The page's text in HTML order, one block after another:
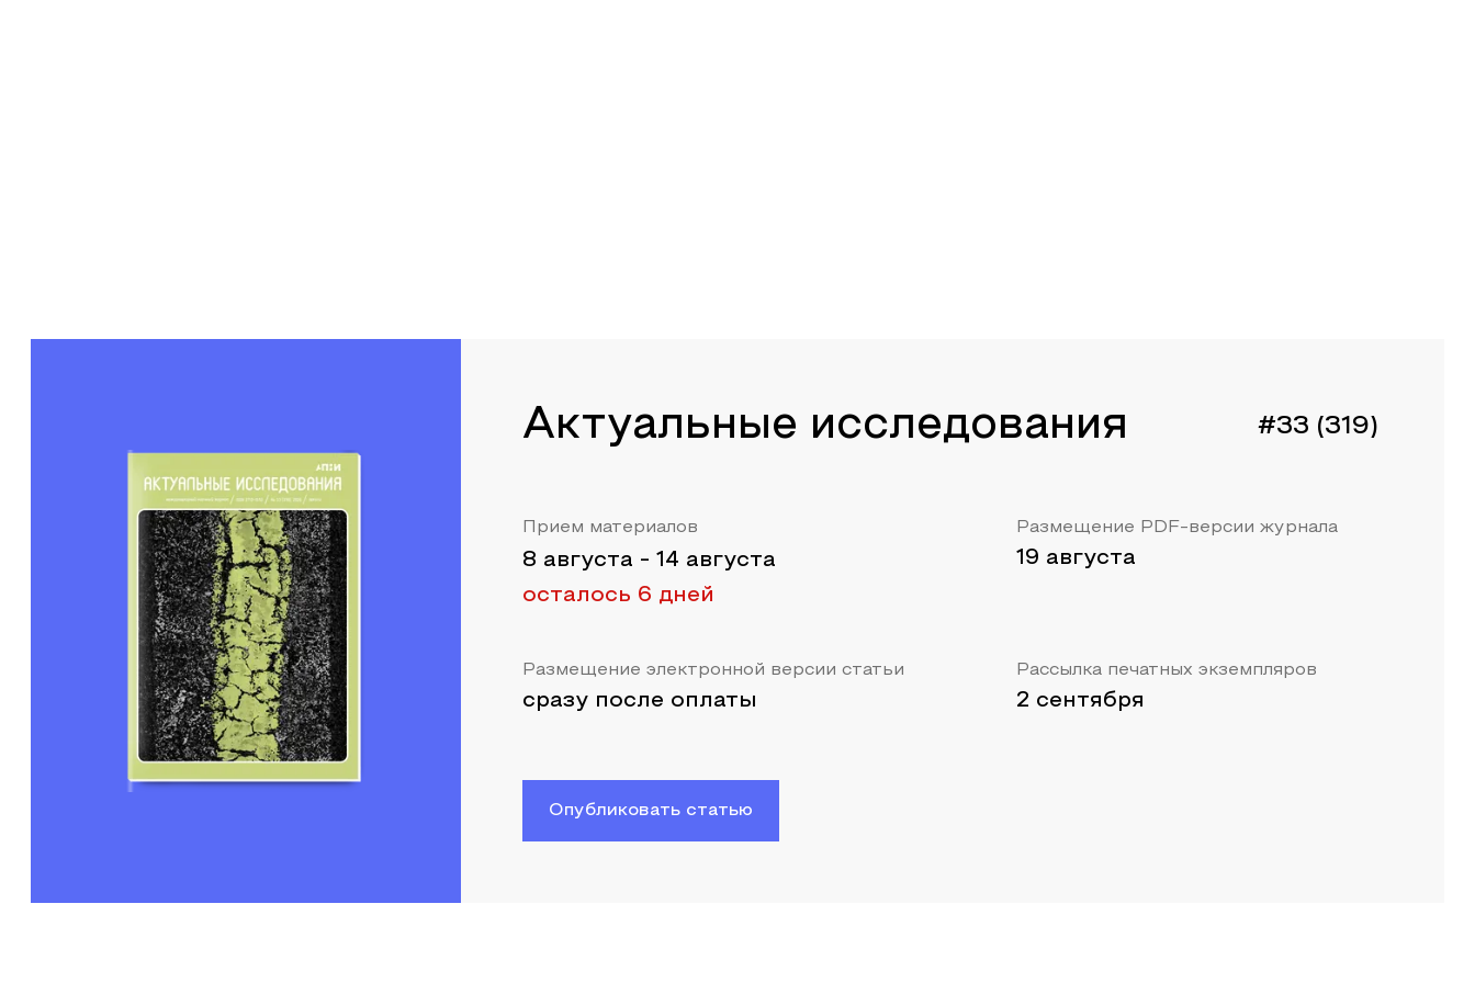
Актуальные исследования #33 (319)
Прием материалов
8 августа - 14 августа
осталось 6 дней
Размещение PDF-версии журнала
19 августа
Размещение электронной версии статьи
сразу после оплаты
Рассылка печатных экземпляров
2 сентября
Опубликовать статью